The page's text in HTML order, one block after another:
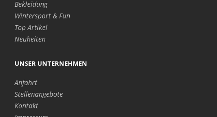
Bekleidung
Wintersport & Fun
Top Artikel
Neuheiten
UNSER UNTERNEHMEN
Anfahrt
Stellenangebote
Kontakt